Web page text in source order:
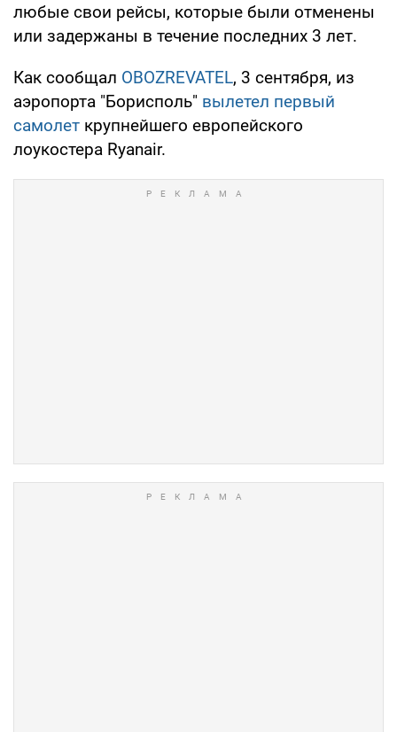
любые свои рейсы, которые были отменены
или задержаны в течение последних 3 лет.
Как сообщал OBOZREVATEL, 3 сентября, из
аэропорта "Борисполь" вылетел первый
самолет крупнейшего европейского
лоукостера Ryanair.